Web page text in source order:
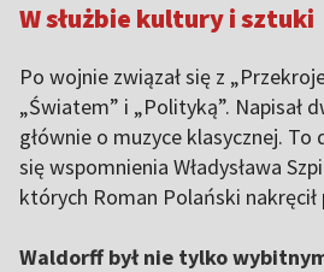
W służbie kultury i sztuki
Po wojnie związał się z
„Światem” i „Polityką”. Napisał
głównie o muzyce klasycznej. To
się wspomnienia Władysława
których Roman Polański nakręcił
Waldorff był nie tylko